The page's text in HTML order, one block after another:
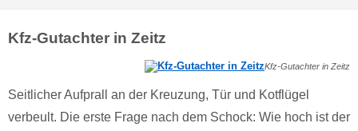
Kfz-Gutachter in Zeitz
Kfz-Gutachter in Zeitz
Seitlicher Aufprall an der Kreuzung, Tür und Kotflügel
verbeult. Die erste Frage nach dem Schock: Wie hoch ist der